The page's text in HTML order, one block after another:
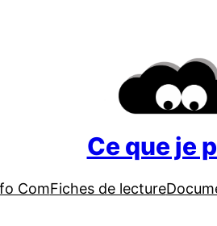
Ce que je
ComFiches de lecture